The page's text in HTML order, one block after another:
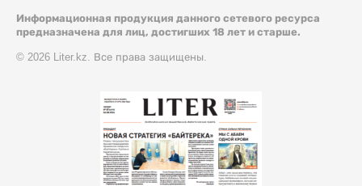
Информационная продукция данного сетевого ресурса
предназначена для лиц, достигших 18 лет и старше.
© 2026 Liter.kz. Все права защищены.